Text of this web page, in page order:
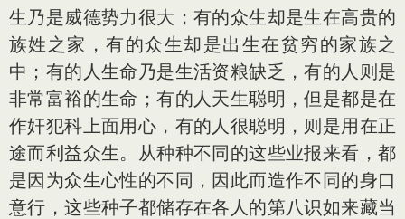
生乃是威德势力很大；有的众生却是生在高贵的
族姓之家，有的众生却是出生在贫穷的家族之
中；有的人生命乃是生活资粮缺乏，有的人则是
非常富裕的生命；有的人天生聪明，但是都是在
作奸犯科上面用心，有的人很聪明，则是用在正
途而利益众生。从种种不同的这些业报来看，都
是因为众生心性的不同，因此而造作不同的身口
意行，这些种子都储存在各人的第八识如来藏当